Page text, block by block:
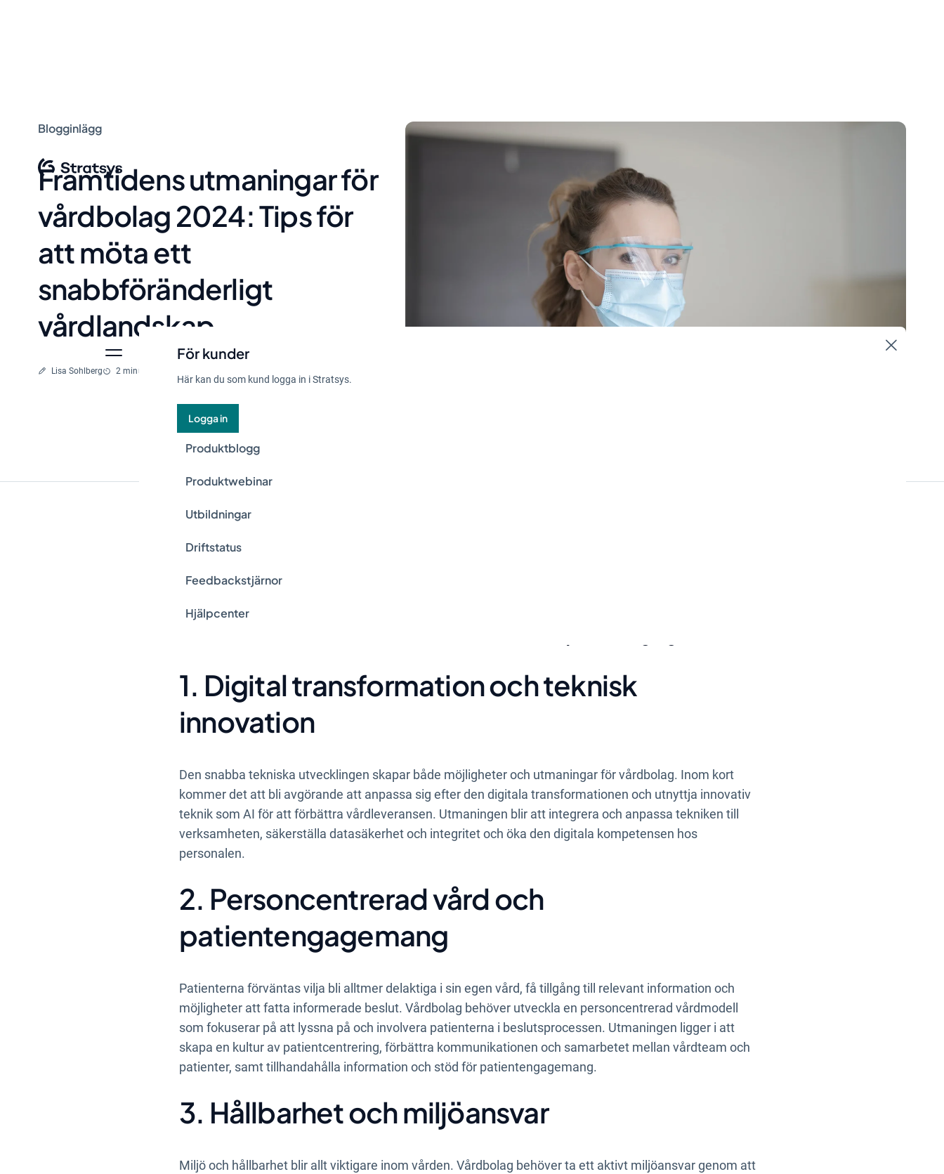
För kunder
Här kan du som kund logga in i Stratsys.
Logga in
Produktblogg
Produktwebinar
Utbildningar
Driftstatus
Feedbackstjärnor
Hjälpcenter
Blogginlägg
Framtidens utmaningar för
vårdbolag 2024: Tips för
att möta ett
snabbföränderligt
vårdlandskap
Skriven av
Lisa Sohlberg Lästid
2 min
2024 närmar sig och för vårdbolag väntar både nya förutsättningar och utmaningar.
globala händelser kräver att vårdbolag anpassar sig snabbt. Här kommer vi att
utforska några av de viktigaste utmaningarna som vårdbolag kan förvänta sig att
1. Digital transformation och teknisk
innovation
Den snabba tekniska utvecklingen skapar både möjligheter och utmaningar för vårdbolag. Inom kort
kommer det att bli avgörande att anpassa sig efter den digitala transformationen och utnyttja innovativ
teknik som AI för att förbättra vårdleveransen. Utmaningen blir att integrera och anpassa tekniken till
verksamheten, säkerställa datasäkerhet och integritet och öka den digitala kompetensen hos
personalen.
2. Personcentrerad vård och
patientengagemang
Patienterna förväntas vilja bli alltmer delaktiga i sin egen vård, få tillgång till relevant information och
möjligheter att fatta informerade beslut. Vårdbolag behöver utveckla en personcentrerad vårdmodell
som fokuserar på att lyssna på och involvera patienterna i beslutsprocessen. Utmaningen ligger i att
skapa en kultur av patientcentrering, förbättra kommunikationen och samarbetet mellan vårdteam och
patienter, samt tillhandahålla information och stöd för patientengagemang.
3. Hållbarhet och miljöansvar
Miljö och hållbarhet blir allt viktigare inom vården. Vårdbolag behöver ta ett aktivt miljöansvar genom att